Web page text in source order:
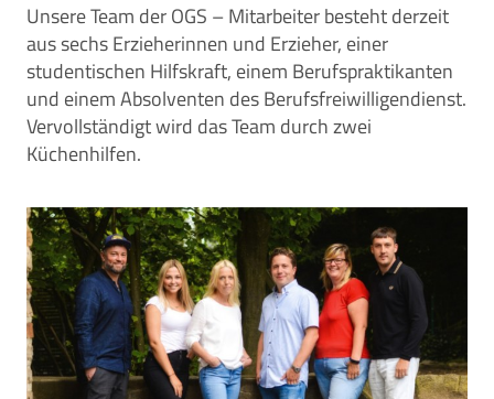
Unsere Team der OGS – Mitarbeiter besteht derzeit
aus sechs Erzieherinnen und Erzieher, einer
studentischen Hilfskraft, einem Berufspraktikanten
und einem Absolventen des Berufsfreiwilligendienst.
Vervollständigt wird das Team durch zwei
Küchenhilfen.